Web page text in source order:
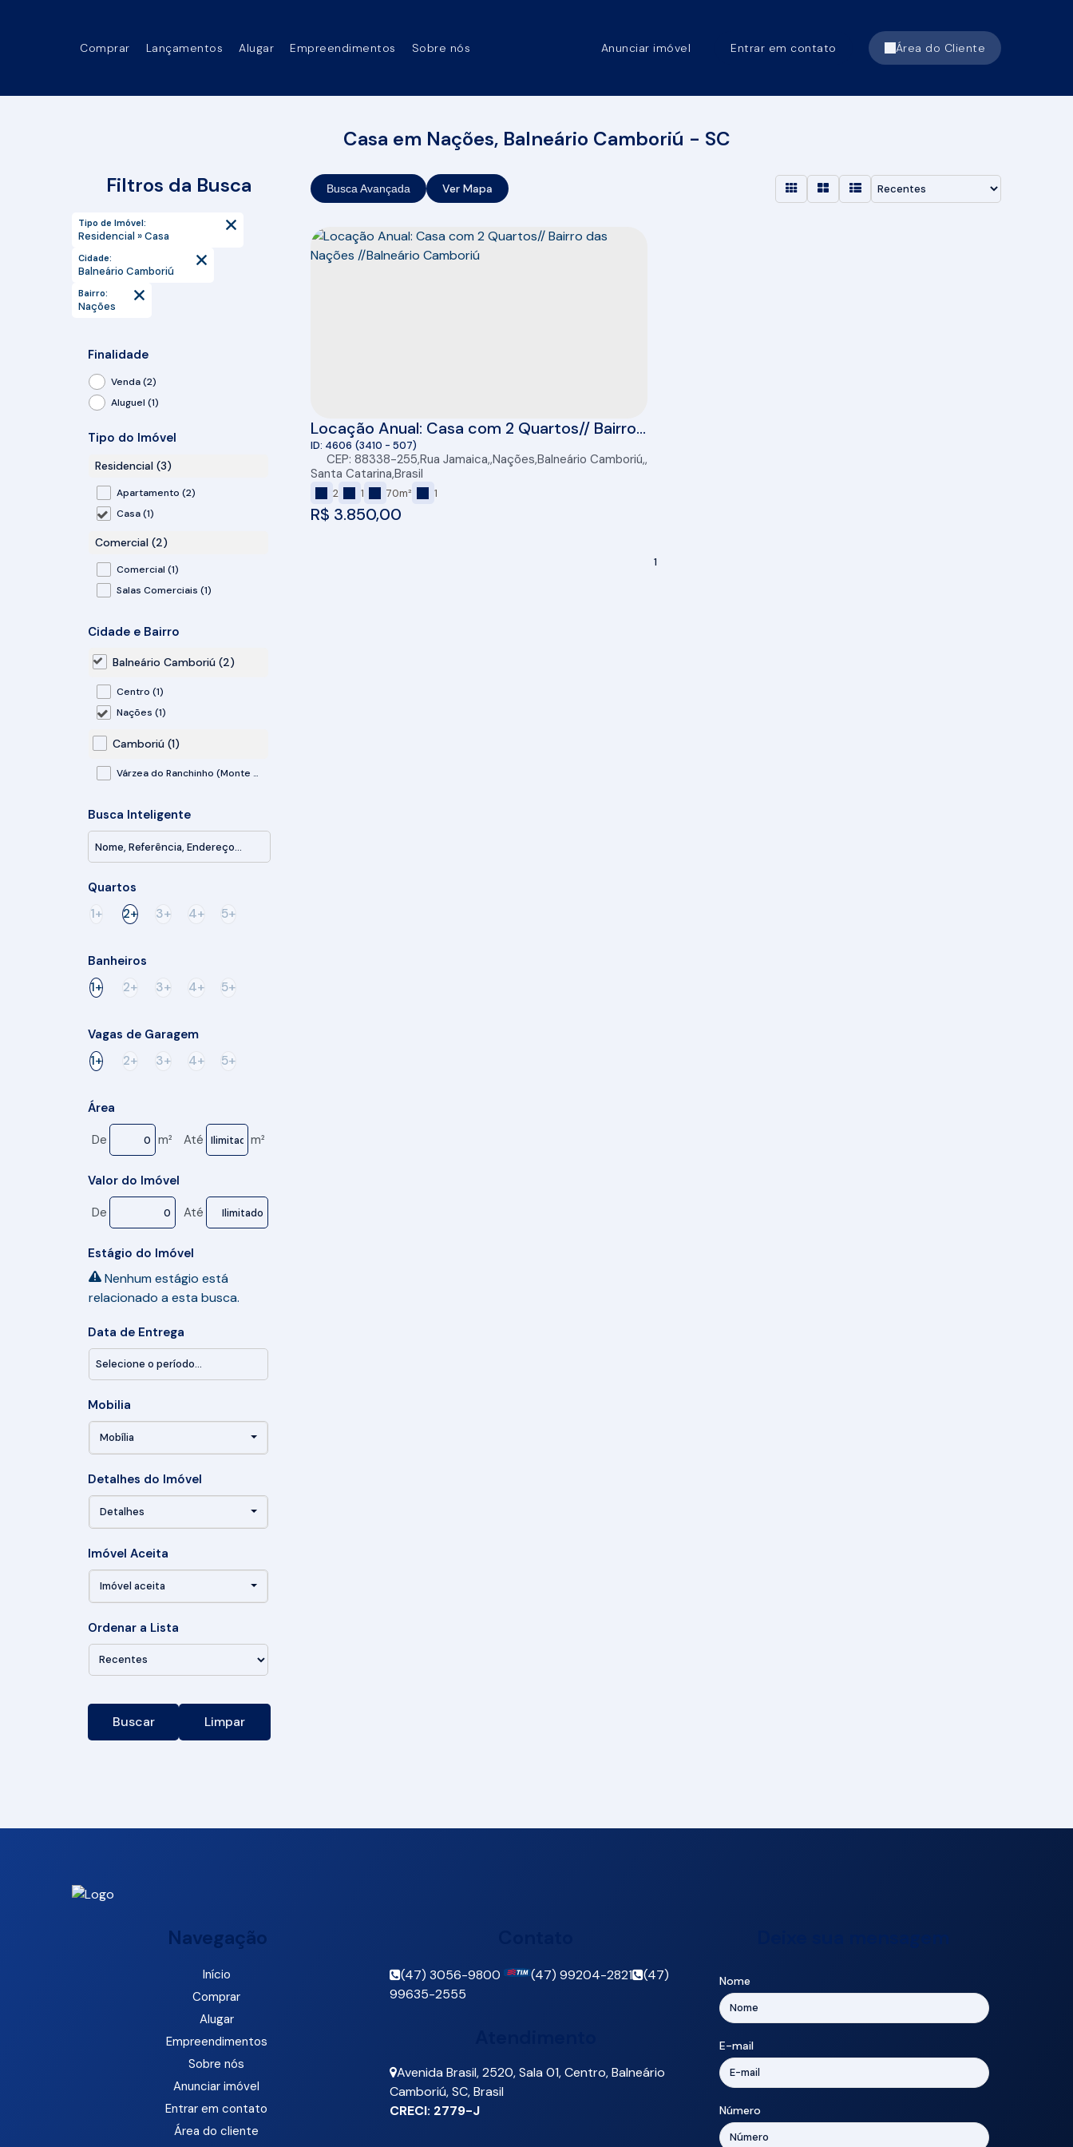
Área do Cliente
Entrar em contato
Anunciar imóvel
Sobre nós
Empreendimentos
Alugar
Lançamentos
Comprar
Casa em Nações, Balneário Camboriú - SC
Filtros da Busca
Tipo de Imóvel:
Residencial » Casa
Cidade:
Balneário Camboriú
Bairro:
Nações
Finalidade
Venda (2)
Aluguel (1)
Tipo do Imóvel
Residencial (3)
Apartamento (2)
Casa (1)
Comercial (2)
Comercial (1)
Salas Comerciais (1)
Cidade e Bairro
Balneário Camboriú (2)
Centro (1)
Nações (1)
Camboriú (1)
Várzea do Ranchinho (Monte Alegre) (1)
Busca Inteligente
Quartos
1+ 2+ 3+ 4+ 5+
Banheiros
1+ 2+ 3+ 4+ 5+
Vagas de Garagem
1+ 2+ 3+ 4+ 5+
Área
De
m² Até m²
Valor do Imóvel
De
Até
Estágio do Imóvel
Nenhum estágio está
relacionado a esta busca.
Data de Entrega
Mobilia
Mobília
Detalhes do Imóvel
Detalhes
Imóvel Aceita
Imóvel aceita
Ordenar a Lista
Buscar Limpar
Busca Avançada Ver Mapa
Locação Anual: Casa com 2 Quartos// Bairro
das Nações //Balneário Camboriú
R$ 3.850,00
4606 (3410 - 507)
CEP: 88338-255,Rua Jamaica ,Nações,Balneário Camboriú ,
Santa Catarina,Brasil
2 1 70m² 1
1
Navegação
Início
Comprar
Alugar
Empreendimentos
Sobre nós
Anunciar imóvel
Entrar em contato
Área do cliente
(47) 3056-9800 (47) 99204-2821
(47)
99635-2555
Avenida Brasil,2520,Sala 01,Centro,Balneário
Camboriú,SC,Brasil
CRECI: 2779-J
Nome
E-mail
Número